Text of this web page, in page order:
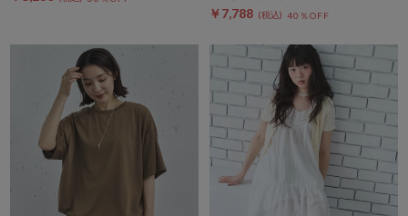
￥7,788 40％OFF